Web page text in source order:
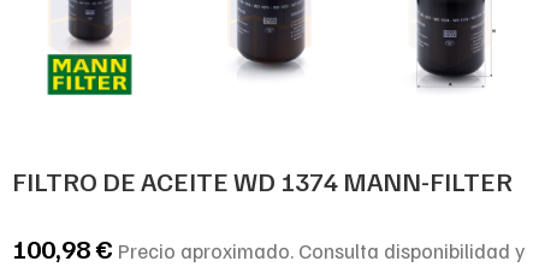
FILTRO DE ACEITE WD 1374 MANN-FILTER
100,98€ Precio aproximado. Consulta disponibilidad y